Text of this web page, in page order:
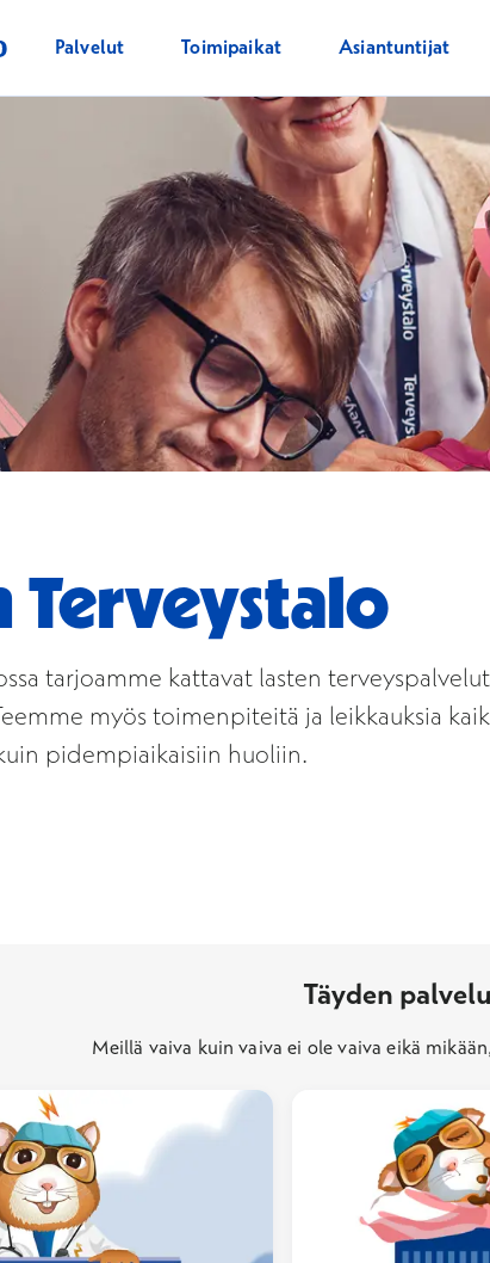
Palvelut Toimipaikat Asiantuntijat
Terveystalo
tarjoamme kattavat lasten
myös toimenpiteitä ja leikkauksia
pidempiaikaisiin huoliin.
Täyden
Meillä vaiva kuin vaiva ei ole vaiva eikä